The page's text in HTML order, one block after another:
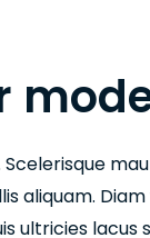
aliquam.
ultricies